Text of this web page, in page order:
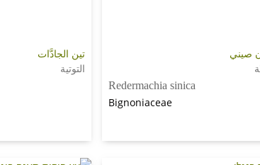
صيني
Redermachia sinica
Bignoniaceae
تين الجادَّات
التوتية